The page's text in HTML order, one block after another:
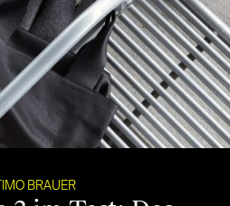
TIMO BRAUER